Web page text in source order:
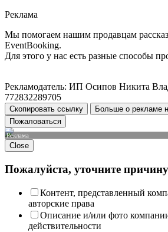
Реклама
Мы помогаем нашим продавцам
EventBooking.
Для этого у нас есть разные способы
Рекламодатель: ИП Осипов Никита
772832289705
Скопировать ссылку
Больше о рекламе
Пожаловаться
Реклама
Close
Пожалуйста, уточните
Контент, представленный
авторские права
Описание и/или фото
действительности